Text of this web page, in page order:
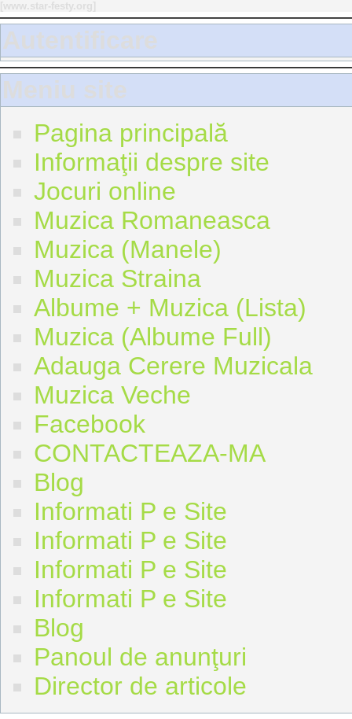
Autentificare
Meniu site
Pagina principală
Informaţii despre site
Jocuri online
Muzica Romaneasca
Muzica (Manele)
Muzica Straina
Albume + Muzica (Lista)
Muzica (Albume Full)
Adauga Cerere Muzicala
Muzica Veche
Facebook
CONTACTEAZA-MA
Blog
Informati P e Site
Informati P e Site
Informati P e Site
Informati P e Site
Blog
Panoul de anunţuri
Director de articole